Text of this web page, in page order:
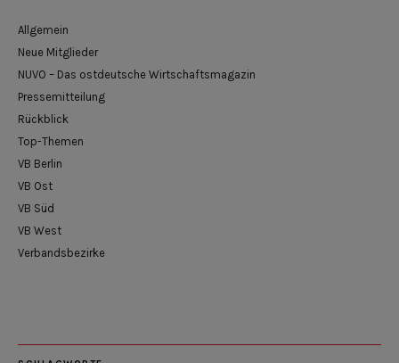
Allgemein
Neue Mitglieder
NUVO – Das ostdeutsche Wirtschaftsmagazin
Pressemitteilung
Rückblick
Top-Themen
VB Berlin
VB Ost
VB Süd
VB West
Verbandsbezirke